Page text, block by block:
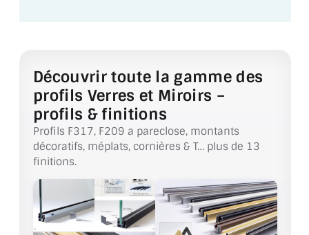
PAROI DE DOUCHE
VERRE FEUILLETÉ
VERRE ANTI-REFLET
VERRE LAQUÉ/CRÉDENCE
VERRE FEUILLETÉ/TREMPÉ
Découvrir toute la gamme des
profils Verres et Miroirs –
profils & finitions
Profils F317, F209 a pareclose, montants
décoratifs, méplats, cornières & T… plus de 13
finitions.